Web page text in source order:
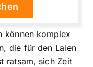
können komplex
die für den Laien
ratsam, sich Zeit